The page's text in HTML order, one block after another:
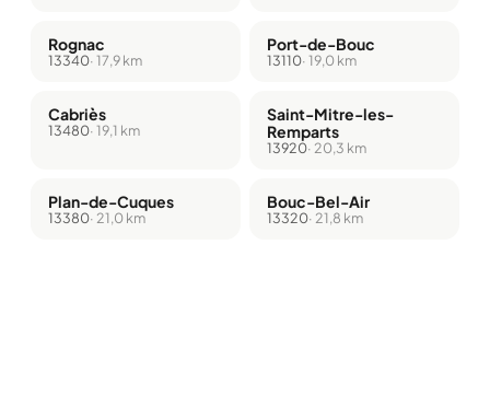
Rognac
13340· 17,9 km
Port-de-Bouc
13110· 19,0 km
Cabriès
13480· 19,1 km
Saint-Mitre-les-
Remparts
13920· 20,3 km
Plan-de-Cuques
13380· 21,0 km
Bouc-Bel-Air
13320· 21,8 km